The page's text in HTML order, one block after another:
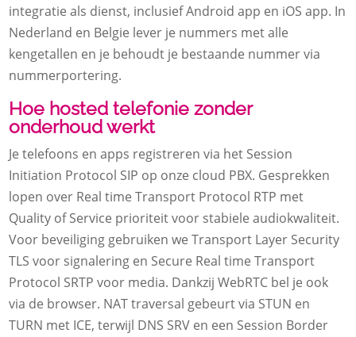
integratie als dienst, inclusief Android app en iOS app. In
Nederland en Belgie lever je nummers met alle
kengetallen en je behoudt je bestaande nummer via
nummerportering.
Hoe hosted telefonie zonder
onderhoud werkt
Je telefoons en apps registreren via het Session
Initiation Protocol SIP op onze cloud PBX. Gesprekken
lopen over Real time Transport Protocol RTP met
Quality of Service prioriteit voor stabiele audiokwaliteit.
Voor beveiliging gebruiken we Transport Layer Security
TLS voor signalering en Secure Real time Transport
Protocol SRTP voor media. Dankzij WebRTC bel je ook
via de browser. NAT traversal gebeurt via STUN en
TURN met ICE, terwijl DNS SRV en een Session Border